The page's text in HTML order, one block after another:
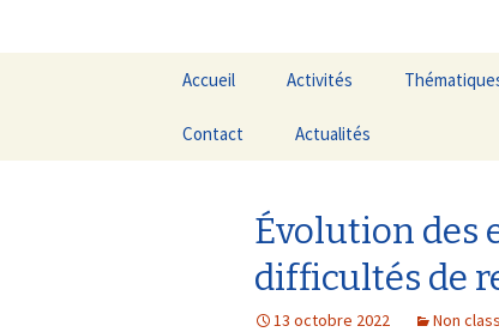
Aller
contenu
Accueil Activités
Evaluations
Fonds
Contact Actualités
Évolution des
difficultés de
13 octobre 2022 Non